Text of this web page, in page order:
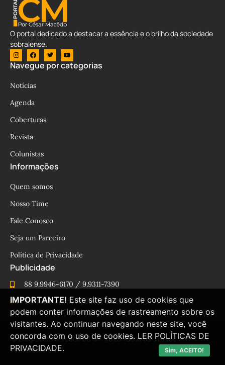
O portal dedicado a destacar a essência e o brilho da sociedade
sobralense.
Navegue por categorias
Notícias
Agenda
Coberturas
Revista
Colunistas
Informações
Quem somos
Nosso Time
Fale Conosco
Seja um Parceiro
Política de Privacidade
Publicidade
88 9.9946-6170 / 9.9311-7390
cesinhamacedo@yahoo.com.br
© Blog César Macêdo 2015 – 2025 Todos os direitos
reservados.
IMPORTANTE! Este site faz uso de cookies que
podem conter informações de rastreamento sobre os
visitantes. Ao continuar navegando neste site, você
concorda com o uso de cookies. LER POLÍTICAS DE
PRIVACIDADE.
Sim, ACEITO!